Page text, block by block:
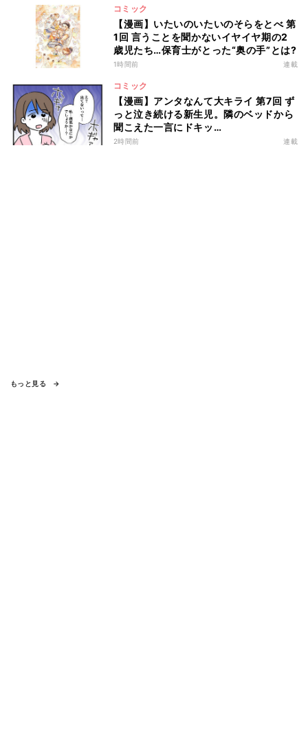
コミック
【漫画】いたいのいたいのそらをとべ 第
1回 言うことを聞かないイヤイヤ期の2
歳児たち…保育士がとった“奥の手”とは?
1時間前 連載
コミック
【漫画】アンタなんて大キライ 第7回 ず
っと泣き続ける新生児。隣のベッドから
聞こえた一言にドキッ…
2時間前 連載
もっと見る